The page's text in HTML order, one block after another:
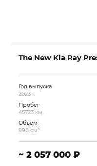
The New Kia Ray
Год выпуска
2023 г.
Пробег
45723 км.
Объём
998 см3
~ 2 057 000 ₽